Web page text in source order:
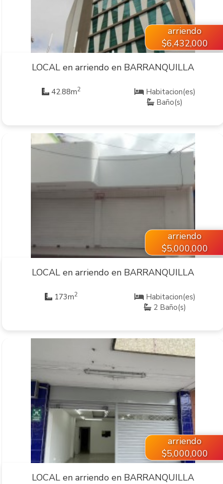
arriendo
$6,432,000
LOCAL en arriendo en BARRANQUILLA
42.88m2
Habitacion(es)
Baño(s)
VER INMUEBLE
arriendo
$5,000,000
LOCAL en arriendo en BARRANQUILLA
173m2
Habitacion(es)
2 Baño(s)
VER INMUEBLE
arriendo
$5,000,000
LOCAL en arriendo en BARRANQUILLA